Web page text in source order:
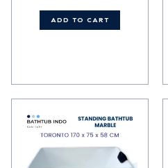
ADD TO CART